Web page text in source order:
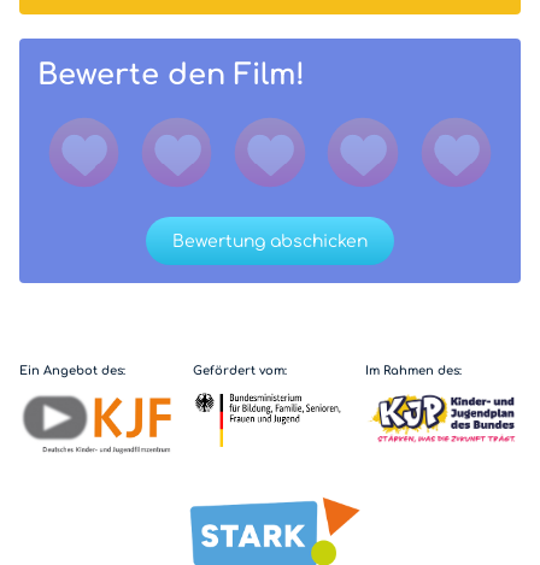
Bewerte den Film!
Bewertung abschicken
Ein Angebot des: Gefördert vom: Im Rahmen des: